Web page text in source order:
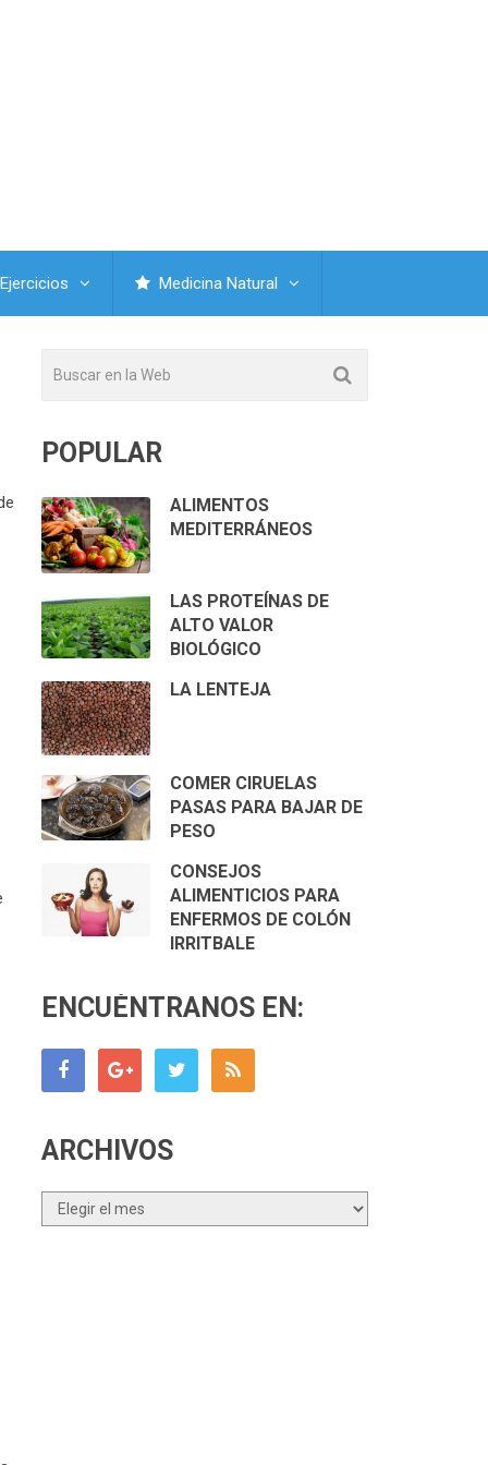
Ejercicios Medicina Natural
POPULAR
ALIMENTOS
MEDITERRÁNEOS
LAS PROTEÍNAS DE
ALTO VALOR
BIOLÓGICO
LA LENTEJA
COMER CIRUELAS
PASAS PARA BAJAR DE
PESO
CONSEJOS
ALIMENTICIOS PARA
ENFERMOS DE COLÓN
IRRITBALE
ENCUÉNTRANOS EN:
ARCHIVOS
Archivos